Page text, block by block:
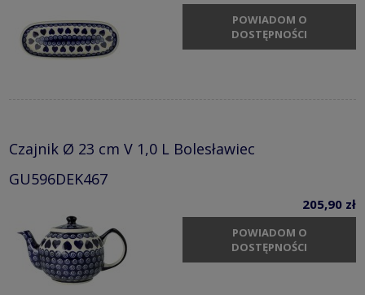
POWIADOM O
DOSTĘPNOŚCI
Czajnik Ø 23 cm V 1,0 L Bolesławiec
GU596DEK467
205,90 zł
POWIADOM O
DOSTĘPNOŚCI